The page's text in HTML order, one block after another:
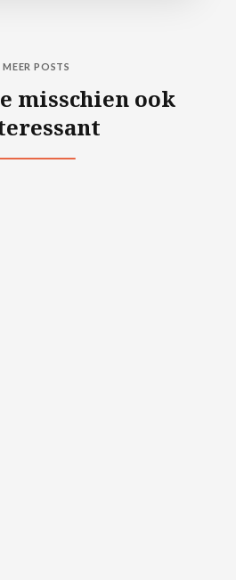
MEER POSTS
misschien ook